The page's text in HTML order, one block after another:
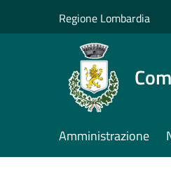
Regione Lombardia
Amministrazione